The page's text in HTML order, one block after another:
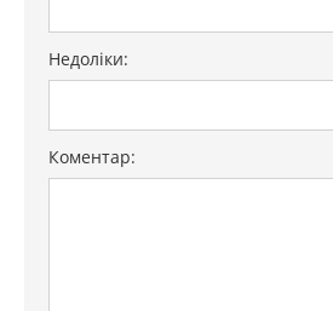
Недоліки:
Коментар: